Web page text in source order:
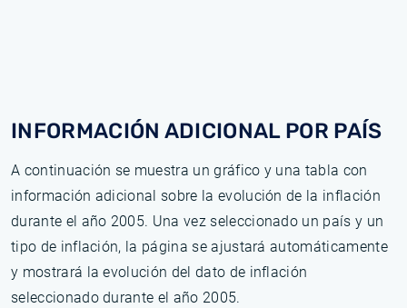
INFORMACIÓN ADICIONAL POR PAÍS
A continuación se muestra un gráfico y una tabla con
información adicional sobre la evolución de la inflación
durante el año 2005. Una vez seleccionado un país y un
tipo de inflación, la página se ajustará automáticamente
y mostrará la evolución del dato de inflación
seleccionado durante el año 2005.